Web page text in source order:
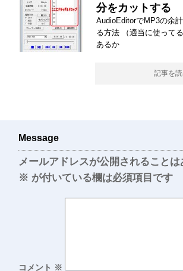
分をカットする
AudioEditorでMP3の余
る方法 （適当に使って
あるか
記事を
Message
メールアドレスが公開されることは
※ が付いている欄は必須項目です
コメント ※